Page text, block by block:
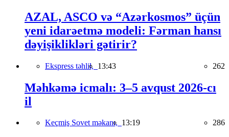
AZAL, ASCO və “Azərkosmos” üçün
yeni idarəetmə modeli: Fərman hansı
dəyişiklikləri gətirir?
Ekspress təhlil, 13:43 262
Məhkəmə icmalı: 3–5 avqust 2026-cı
il
Keçmiş Sovet məkanı, 13:19 286